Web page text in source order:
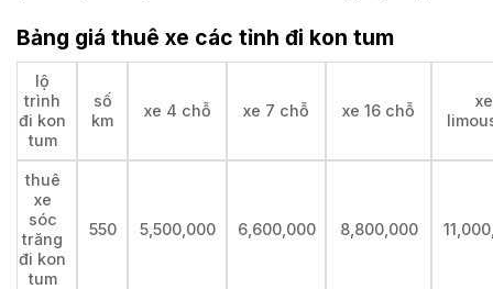
Bảng giá thuê xe các tỉnh đi kon tum
lộ
trình
đi kon
tum
số
km
xe 4 chỗ xe 7 chỗ xe 16 chỗ
xe
thuê
xe
sóc
trăng
đi kon
tum
550 5,500,000 6,600,000 8,800,000